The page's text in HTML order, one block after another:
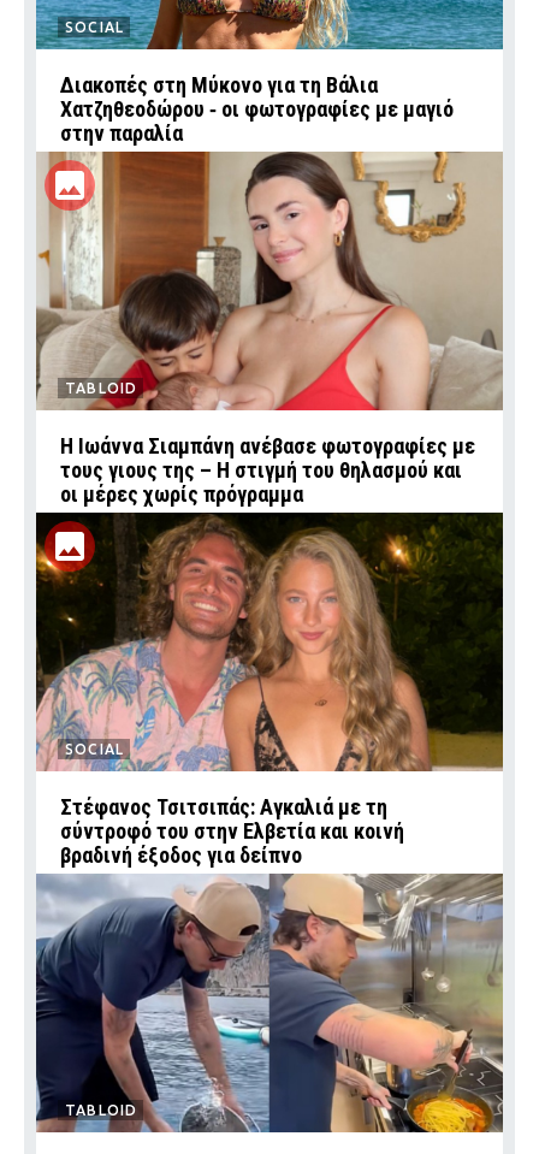
SOCIAL
Διακοπές στη Μύκονο για τη Βάλια
Χατζηθεοδώρου ‑ οι φωτογραφίες με μαγιό
στην παραλία
TABLOID
H Ιωάννα Σιαμπάνη ανέβασε φωτογραφίες με
τους γιους της – Η στιγμή του θηλασμού και
οι μέρες χωρίς πρόγραμμα
SOCIAL
Στέφανος Τσιτσιπάς: Αγκαλιά με τη
σύντροφό του στην Ελβετία και κοινή
βραδινή έξοδος για δείπνο
TABLOID